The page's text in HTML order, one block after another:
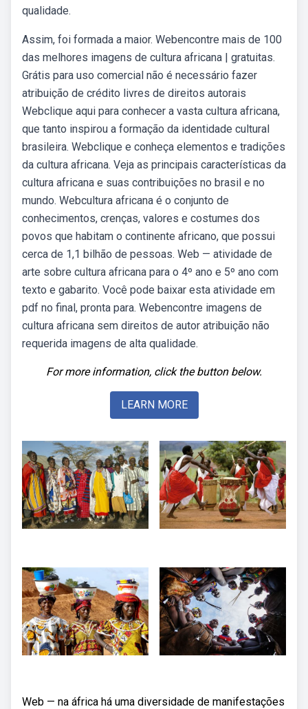
qualidade.
Assim, foi formada a maior. Webencontre mais de 100
das melhores imagens de cultura africana | gratuitas.
Grátis para uso comercial não é necessário fazer
atribuição de crédito livres de direitos autorais
Webclique aqui para conhecer a vasta cultura africana,
que tanto inspirou a formação da identidade cultural
brasileira. Webclique e conheça elementos e tradições
da cultura africana. Veja as principais características da
cultura africana e suas contribuições no brasil e no
mundo. Webcultura africana é o conjunto de
conhecimentos, crenças, valores e costumes dos
povos que habitam o continente africano, que possui
cerca de 1,1 bilhão de pessoas. Web — atividade de
arte sobre cultura africana para o 4º ano e 5º ano com
texto e gabarito. Você pode baixar esta atividade em
pdf no final, pronta para. Webencontre imagens de
cultura africana sem direitos de autor atribuição não
requerida imagens de alta qualidade.
For more information, click the button below.
LEARN MORE
Web — na áfrica há uma diversidade de manifestações